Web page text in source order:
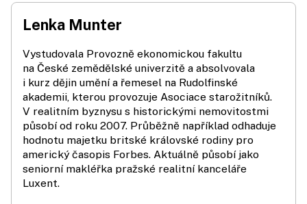
Lenka Munter
Vystudovala Provozně ekonomickou fakultu
na České zemědělské univerzitě a absolvovala
i kurz dějin umění a řemesel na Rudolfinské
akademii, kterou provozuje Asociace starožitníků.
V realitním byznysu s historickými nemovitostmi
působí od roku 2007. Průběžně například odhaduje
hodnotu majetku britské královské rodiny pro
americký časopis Forbes. Aktuálně působí jako
seniorní makléřka pražské realitní kanceláře
Luxent.